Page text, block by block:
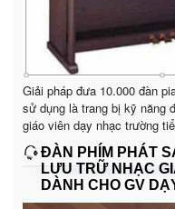
Giải pháp đưa 10.000 đàn
sử dụng là trang bị kỹ năng
giáo viên dạy nhạc trường
ĐÀN PHÍM PHÁT
LƯU TRỮ NHẠC
DÀNH CHO GV